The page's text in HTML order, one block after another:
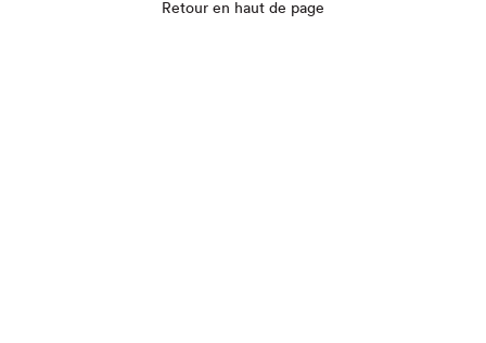
Retour en haut de page